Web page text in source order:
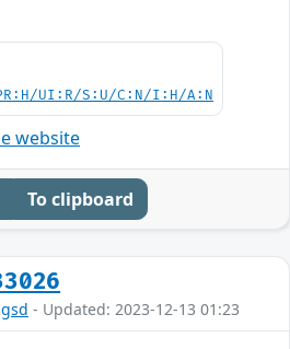
UI:R/S:U/C:N/I:H/A:N
website
To clipboard
gsd - Updated: 2023-12-13 01:23